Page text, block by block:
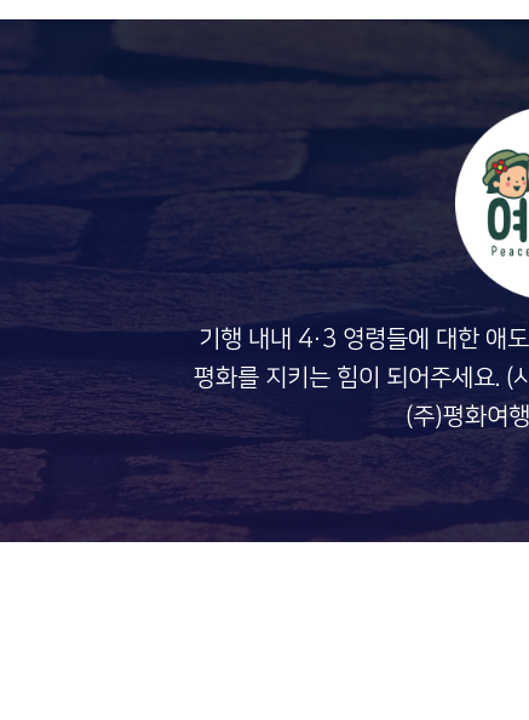
기행 내내 4·3 영령들에 대한 애
평화를 지키는 힘이 되어주세요. (
(주)평화여